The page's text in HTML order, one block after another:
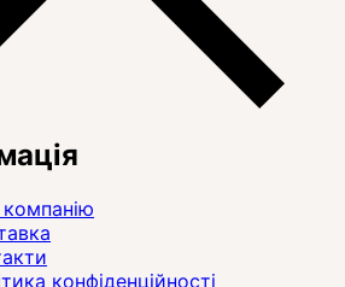
конфіденційності